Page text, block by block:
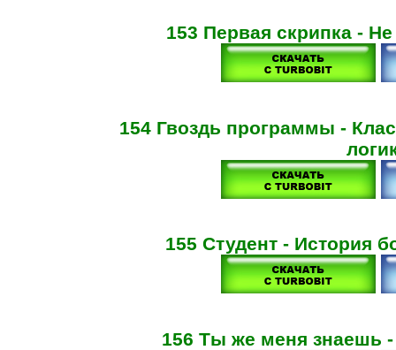
153 Первая скрипка -
154 Гвоздь программы -
155 Студент - История
156 Ты же меня знаешь